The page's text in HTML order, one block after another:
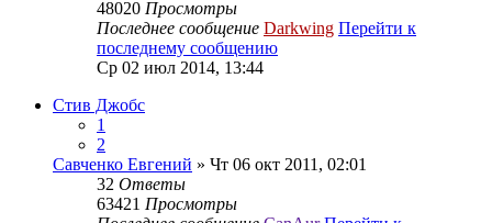
48020 Просмотры
Последнее сообщение Darkwing Перейти к
последнему сообщению
Ср 02 июл 2014, 13:44
Стив Джобс
1
2
Савченко Евгений » Чт 06 окт 2011, 02:01
32 Ответы
63421 Просмотры